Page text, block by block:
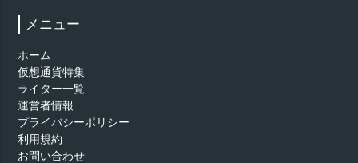
メニュー
ホーム
仮想通貨特集
ライター一覧
運営者情報
プライバシーポリシー
利用規約
お問い合わせ